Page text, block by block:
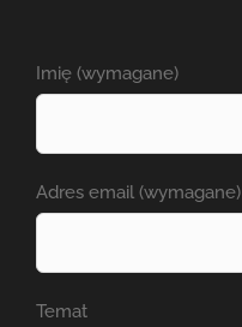
Imię (wymagane)
Adres email (wymagane)
Temat